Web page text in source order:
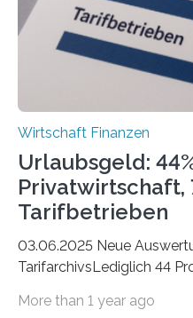
der freiberuflichen
Wirtschaft Finanzen
Urlaubsgeld:
Privatwirtschaft,
Tarifbetrieben
03.06.2025 Neue
TarifarchivsLediglich 44
tarifgebundenen
More than 1 year ago